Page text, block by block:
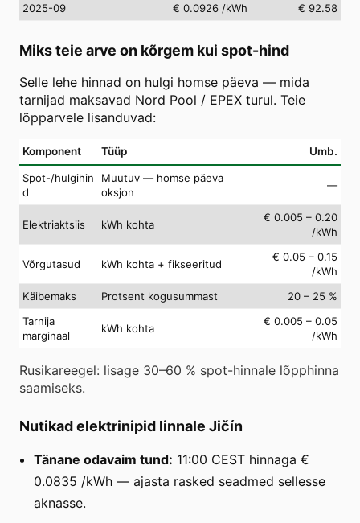
2025-09
€ 0.0926 /kWh € 92.58
Miks teie arve on kõrgem kui spot-hind
Selle lehe hinnad on hulgi homse päeva — mida
tarnijad maksavad Nord Pool / EPEX turul. Teie
lõpparvele lisanduvad:
Komponent Tüüp Umb.
Spot-/hulgihin
d
Muutuv — homse päeva
oksjon
—
Elektriaktsiis kWh kohta
€ 0.005 – 0.20
/kWh
Võrgutasud kWh kohta + fikseeritud
€ 0.05 – 0.15
/kWh
Käibemaks
Protsent kogusummast
20 – 25 %
Tarnija
marginaal
kWh kohta
€ 0.005 – 0.05
/kWh
Rusikareegel: lisage 30–60 % spot-hinnale lõpphinna
saamiseks.
Nutikad elektrinipid linnale Jičín
Tänane odavaim tund: 11:00 CEST hinnaga €
0.0835 /kWh — ajasta rasked seadmed sellesse
aknasse.